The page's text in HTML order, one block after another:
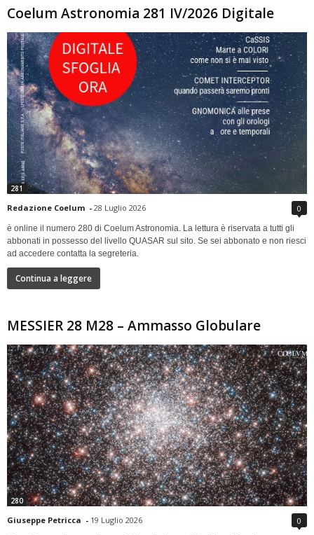
Coelum Astronomia 281 IV/2026 Digitale
281
Redazione Coelum - 28 Luglio 2026 0
è online il numero 280 di Coelum Astronomia. La lettura è riservata a tutti gli
abbonati in possesso del livello QUASAR sul sito. Se sei abbonato e non riesci
ad accedere contatta la segreteria.
Continua a leggere
MESSIER 28 M28 – Ammasso Globulare
280
Giuseppe Petricca - 19 Luglio 2026 0